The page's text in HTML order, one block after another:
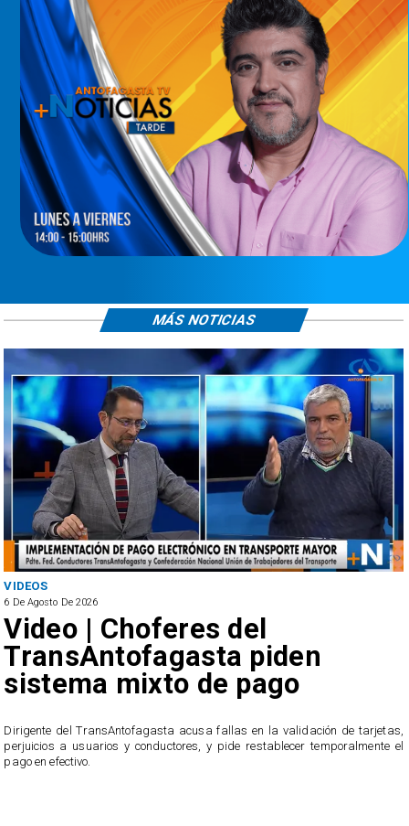
validación de tarjetas,
temporalmente el
SERNAC oficia a
reclamos por cobros
irregulares en el
MÁS NOTICIAS